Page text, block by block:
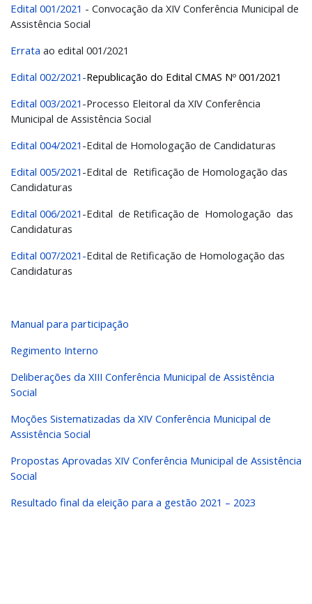
Edital 001/2021 - Convocação da XIV Conferência Municipal de
Assistência Social
Errata ao edital 001/2021
Edital 002/2021-Republicação do Edital CMAS Nº 001/2021
Edital 003/2021 -Processo Eleitoral da XIV Conferência
Municipal de Assistência Social
Edital 004/2021 -Edital de Homologação de Candidaturas
Edital 005/2021 -Edital de Retificação de Homologação das
Candidaturas
Edital 006/2021 -Edital de Retificação de Homologação das
Candidaturas
Edital 007/2021-Edital de Retificação de Homologação das
Candidaturas
Manual para participação
Regimento Interno
Deliberações da XIII Conferência Municipal de Assistência
Social
Moções Sistematizadas da XIV Conferência Municipal de
Assistência Social
Propostas Aprovadas XIV Conferência Municipal de Assistência
Social
Resultado final da eleição para a gestão 2021 – 2023